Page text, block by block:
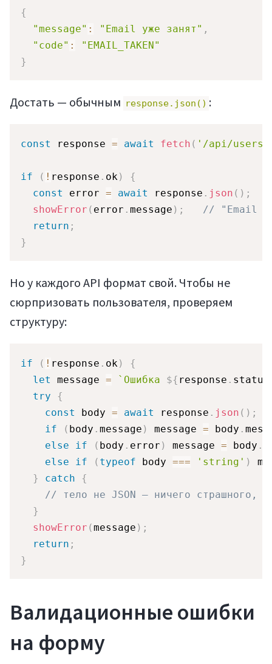
{
"message" : "Email уже занят" ,
"code" :
"EMAIL_TAKEN"
}
Достать — обычным response.json() :
const response = await fetch ( '/api/users'
if ( ! response . ok)
{
const
error = await response . json ( ) ;
showError ( error . message ) ;
// "Email
return ;
}
Но у каждого API формат свой. Чтобы не
сюрпризовать пользователя, проверяем
структуру:
if ( ! response . ok)
{
let
message = ` Ошибка ${ response . status
try
{
const
body = await response . json ( ) ;
if
( body . message ) message = body .
else
if ( body . error ) message = body .
else
if ( typeof body === 'string' )
}
catch
{
// тело не JSON — ничего страшного,
}
showError (message ) ;
return ;
}
Валидационные ошибки
на форму